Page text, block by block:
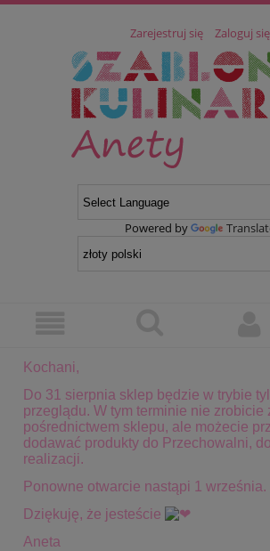
Zarejestruj się Zaloguj się
Powered by
Kochani,
Do 31 sierpnia sklep będzie w trybie
przeglądu. W tym terminie nie zrobicie
pośrednictwem sklepu, ale możecie
dodawać produkty do Przechowalni,
realizacji.
Ponowne otwarcie nastąpi 1 września.
Dziękuję, że jesteście
Aneta